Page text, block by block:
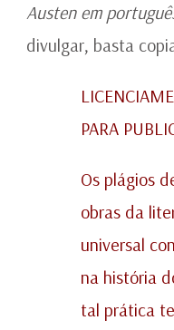
Austen em
divulgar, basta
PARA
Os plágios
obras da
universal
na história
tal prática